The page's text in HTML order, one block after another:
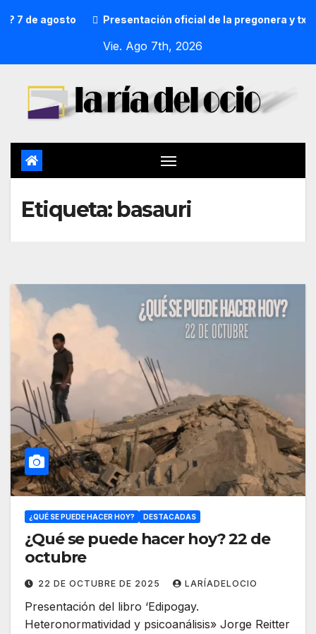
Presentación oficial de la pregonera y txupinera de
Vie. Ago 7th, 2026
Etiqueta: basauri
¿QUÉ SE PUEDE HACER HOY? DESTACADAS
¿Qué se puede hacer hoy? 22 de
octubre
22 DE OCTUBRE DE 2025 LARÍADELOCIO
Presentación del libro ‘Edipogay.
Heteronormatividad y psicoanálisis» Jorge Reitter